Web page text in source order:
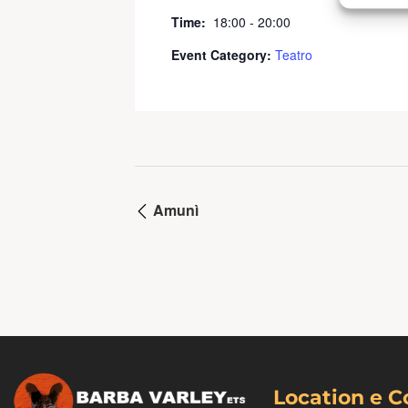
Time: 18:00 - 20:00
Event Category: Teatro
Amunì
Location e